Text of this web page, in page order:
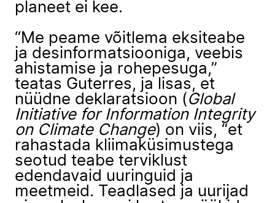
planeet ei kee.
“Me peame võitlema eksiteabe
ja desinformatsiooniga, veebis
ahistamise ja rohepesuga,”
teatas Guterres, ja lisas, et
nüüdne deklaratsioon ( Global
Initiative for Information Integrity
on Climate Change) on viis, “et
rahastada kliimaküsimustega
seotud teabe terviklust
edendavaid uuringuid ja
meetmeid. Teadlased ja uurijad